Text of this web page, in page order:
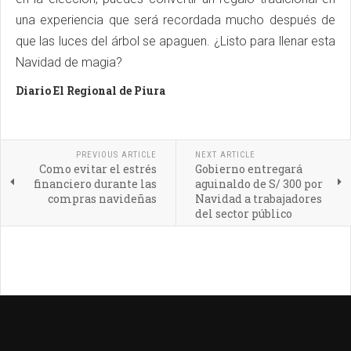
una experiencia que será recordada mucho después de
que las luces del árbol se apaguen. ¿Listo para llenar esta
Navidad de magia?
Diario El Regional de Piura
PREVIOUS ARTICLE
Como evitar el estrés
financiero durante las
compras navideñas
NEXT ARTICLE
Gobierno entregará
aguinaldo de S/ 300 por
Navidad a trabajadores
del sector público